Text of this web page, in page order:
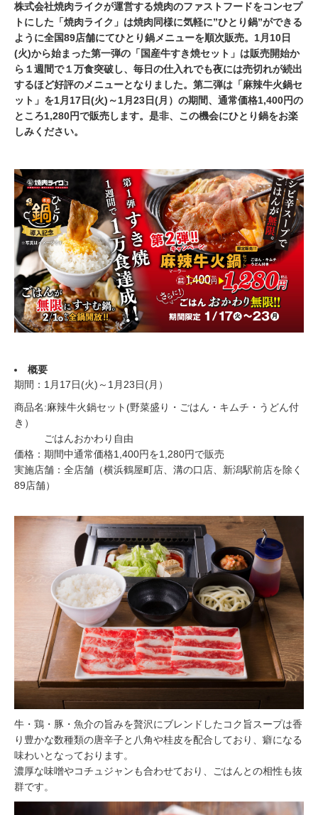
株式会社焼肉ライクが運営する焼肉のファストフードをコンセプ
トにした「焼肉ライク」は焼肉同様に気軽に”ひとり鍋”ができる
ように全国89店舗にてひとり鍋メニューを順次販売。1月10日
(火)から始まった第一弾の「国産牛すき焼セット」は販売開始か
ら１週間で１万食突破し、毎日の仕入れでも夜には売切れが続出
するほど好評のメニューとなりました。第二弾は「麻辣牛火鍋セ
ット」を1月17日(火)～1月23日(月）の期間、通常価格1,400円の
ところ1,280円で販売します。是非、この機会にひとり鍋をお楽
しみください。
概要
期間：1月17日(火)～1月23日(月）
商品名:麻辣牛火鍋セット(野菜盛り・ごはん・キムチ・うどん付
き）
​ごはんおかわり自由
価格：期間中通常価格1,400円を1,280円で販売
実施店舗：全店舗（横浜鶴屋町店、溝の口店、新潟駅前店を除く
89店舗）
牛・鶏・豚・魚介の旨みを贅沢にブレンドしたコク旨スープは香
り豊かな数種類の唐辛子と八角や桂皮を配合しており、癖になる
味わいとなっております。
濃厚な味噌やコチュジャンも合わせており、ごはんとの相性も抜
群です。